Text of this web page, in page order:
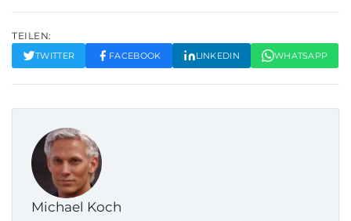
TEILEN:
TWITTER FACEBOOK LINKEDIN WHATSAPP
Michael Koch